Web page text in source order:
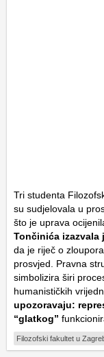
Tri studenta
su sudjelovala u
što je uprava
Tončinića izazvala
da je riječ o
prosvjed. Pravna
simbolizira širi
humanističkih
upozoravaju:
“glatkog”
Filozofski fakultet u